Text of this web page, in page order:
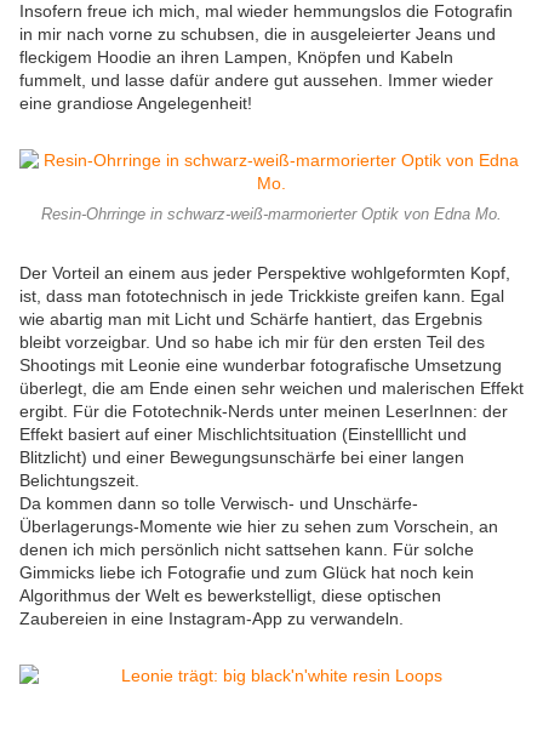
Insofern freue ich mich, mal wieder hemmungslos die Fotografin
in mir nach vorne zu schubsen, die in ausgeleierter Jeans und
fleckigem Hoodie an ihren Lampen, Knöpfen und Kabeln
fummelt, und lasse dafür andere gut aussehen. Immer wieder
eine grandiose Angelegenheit!
Resin-Ohrringe in schwarz-weiß-marmorierter Optik von Edna Mo.
Der Vorteil an einem aus jeder Perspektive wohlgeformten Kopf,
ist, dass man fototechnisch in jede Trickkiste greifen kann. Egal
wie abartig man mit Licht und Schärfe hantiert, das Ergebnis
bleibt vorzeigbar. Und so habe ich mir für den ersten Teil des
Shootings mit Leonie eine wunderbar fotografische Umsetzung
überlegt, die am Ende einen sehr weichen und malerischen Effekt
ergibt. Für die Fototechnik-Nerds unter meinen LeserInnen: der
Effekt basiert auf einer Mischlichtsituation (Einstelllicht und
Blitzlicht) und einer Bewegungsunschärfe bei einer langen
Belichtungszeit.
Da kommen dann so tolle Verwisch- und Unschärfe-
Überlagerungs-Momente wie hier zu sehen zum Vorschein, an
denen ich mich persönlich nicht sattsehen kann. Für solche
Gimmicks liebe ich Fotografie und zum Glück hat noch kein
Algorithmus der Welt es bewerkstelligt, diese optischen
Zaubereien in eine Instagram-App zu verwandeln.